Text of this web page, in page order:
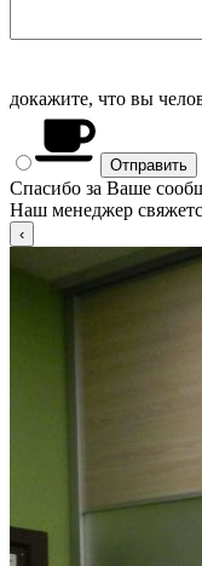
докажите, что вы
Спасибо за Ваше
Наш менеджер